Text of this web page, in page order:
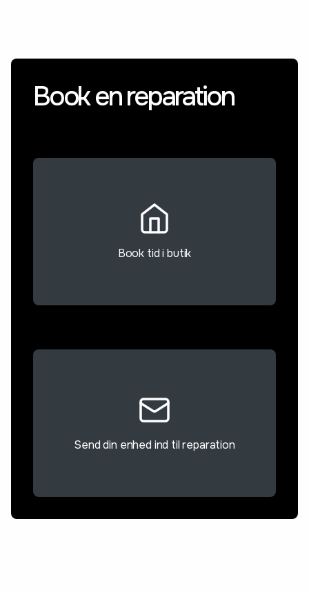
Book en reparation
Book tid i butik
Send din enhed ind til reparation